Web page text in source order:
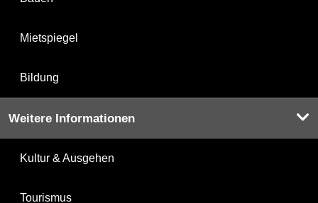
Mietspiegel
Bildung
Weitere Informationen
Kultur & Ausgehen
Tourismus